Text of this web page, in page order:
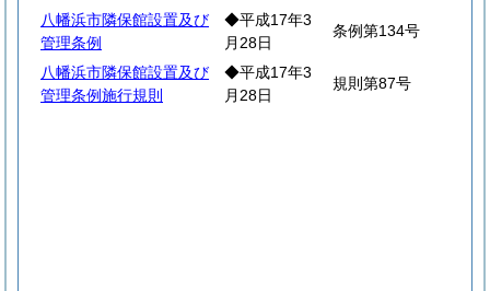
八幡浜市隣保館設置及び
管理条例
◆平成17年3
月28日
条例第134号
八幡浜市隣保館設置及び
管理条例施行規則
◆平成17年3
月28日
規則第87号